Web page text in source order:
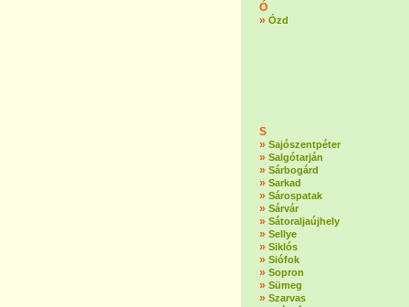
Ó
» Ózd
S
» Sajószentpéter
» Salgótarján
» Sárbogárd
» Sarkad
» Sárospatak
» Sárvár
» Sátoraljaújhely
» Sellye
» Siklós
» Siófok
» Sopron
» Sümeg
» Szarvas